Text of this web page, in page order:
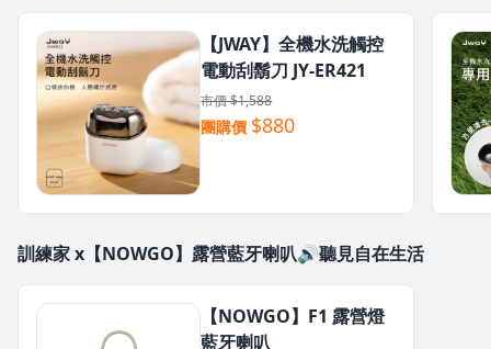
【JWAY】全機水洗觸控
電動刮鬍刀 JY-ER421
市價 $1,588
團購價 $880
訓練家 x【NOWGO】露營藍牙喇叭🔊聽見自在生活
【NOWGO】F1 露營燈
藍牙喇叭